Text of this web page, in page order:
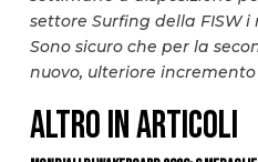
settore Surfing della FISW
Sono sicuro che per la
nuovo, ulteriore incremento
ALTRO IN ARTICOLI